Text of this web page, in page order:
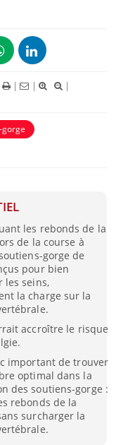
| |
|
les rebonds de la
de la course à
gorge de
pour bien
les seins,
la charge sur la
accroître le risque
important de trouver
optimal dans la
des soutiens-gorge :
rebonds de la
surcharger la